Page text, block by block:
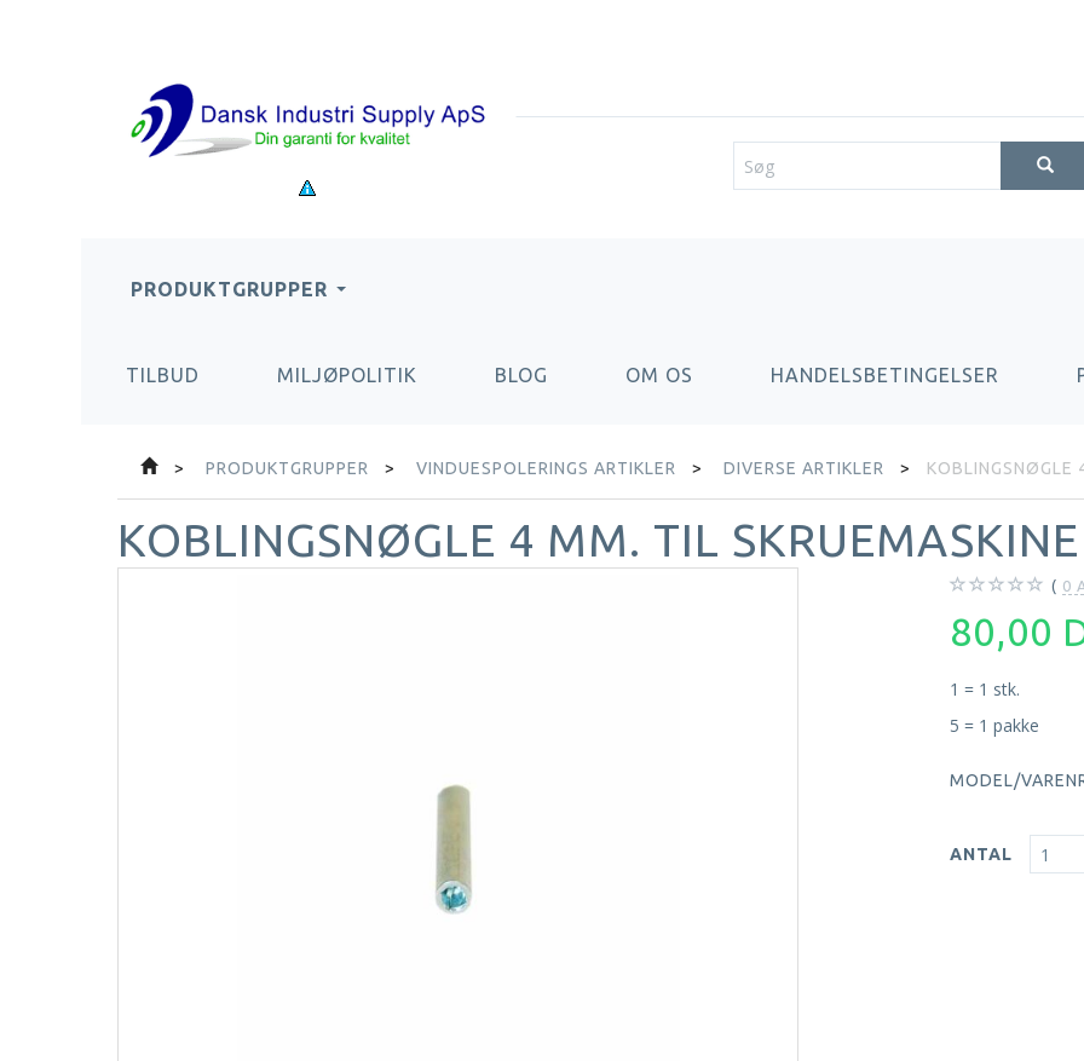
PRODUKTGRUPPER
TILBUD MILJØPOLITIK BLOG OM OS HANDELSBETINGELSER
PRODUKTGRUPPER VINDUESPOLERINGS ARTIKLER DIVERSE ARTIKLER KOBLINGSNØGLE
KOBLINGSNØGLE 4 MM. TIL SKRUEMASKINE
0
80,00
1 = 1 stk.
5 = 1 pakke
MODEL/
ANTAL